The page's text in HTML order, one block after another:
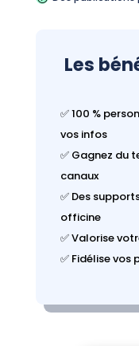
Les
✅ 100 %
vos infos
✅ Gagnez du
canaux
✅ Des
officine
✅ Valorise
✅ Fidélise vos